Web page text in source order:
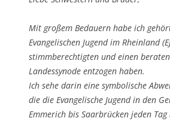
Mit großem Bedauern habe ich
Evangelischen Jugend im Rheinland
stimmberechtigten und einen
Landessynode entzogen haben.
Ich sehe darin eine symbolische
die die Evangelische Jugend in den
Emmerich bis Saarbrücken jeden